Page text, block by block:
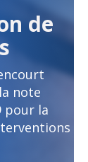
de
note
pour la